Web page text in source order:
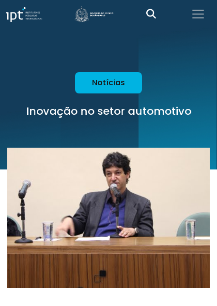
Notícias
Inovação no setor automotivo